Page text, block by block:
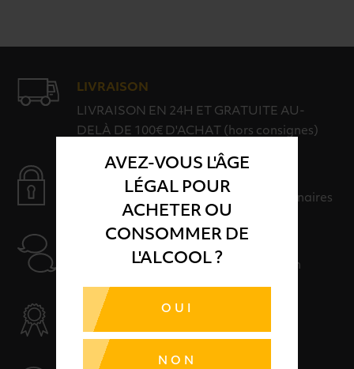
AVEZ-VOUS L'ÂGE
LÉGAL POUR
ACHETER OU
CONSOMMER DE
L'ALCOOL ?
OUI
NON
LIVRAISON
LIVRAISON EN 24H ET GRATUITE AU-
DELÀ DE 100€ D'ACHAT (hors consignes)
PAIEMENT SÉCURISÉ
Payer en toute sérénité avec nos partenaires
AIDE
Nos conseillers sont à votre disposition
SÉLECTION & QUALITÉ
Des produits sélectionnés avec soins